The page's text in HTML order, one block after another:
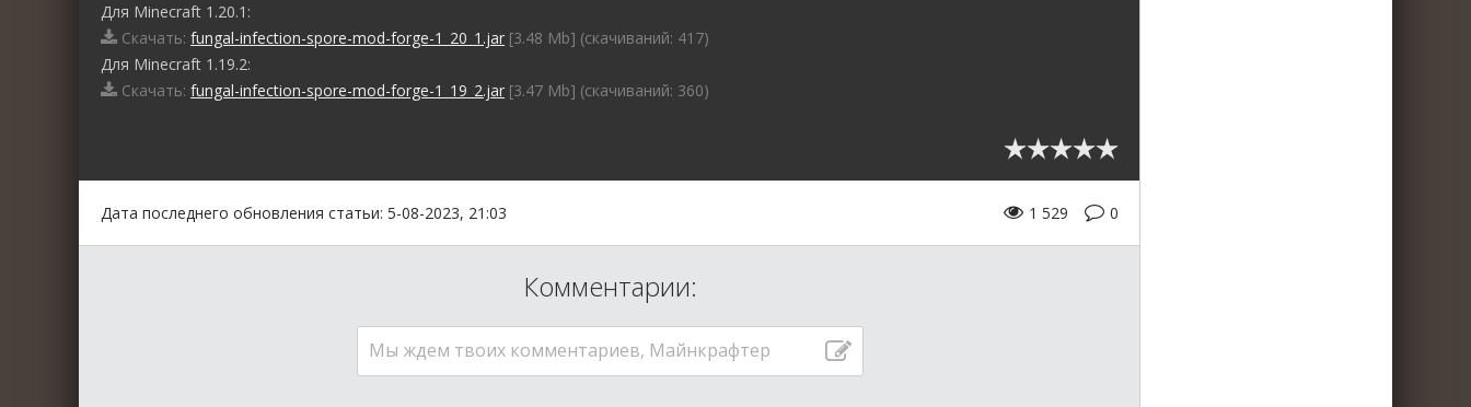
Для Minecraft 1.20.1:
Скачать: fungal-infection-spore-mod-forge-1_20_1.jar [3.48 Mb] (cкачиваний: 417)
Для Minecraft 1.19.2:
Скачать: fungal-infection-spore-mod-forge-1_19_2.jar [3.47 Mb] (cкачиваний: 360)
Дата последнего обновления статьи: 5-08-2023, 21:03 0
1 529
Комментарии:
Мы ждем твоих комментариев, Майнкрафтер